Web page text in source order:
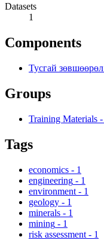
Datasets
1
Components
Тусгай зөвшөөрөл
Groups
Training Materials -
Tags
economics - 1
engineering - 1
environment - 1
geology - 1
minerals - 1
mining - 1
risk assessment - 1